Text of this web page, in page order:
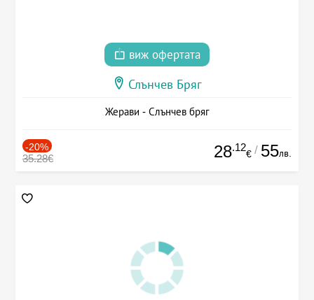
виж офертата
Слънчев Бряг
Жерави - Слънчев бряг
-20%
35.28€ 28.12
€ / 55лв.